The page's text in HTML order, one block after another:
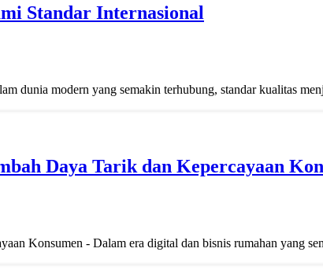
Standar Internasional
dunia modern yang semakin terhubung, standar kualitas
Daya Tarik dan Kepercayaan
Konsumen - Dalam era digital dan bisnis rumahan yang